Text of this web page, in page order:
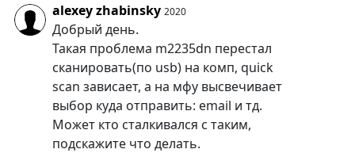
alexey zhabinsky 2020
Добрый день.
Такая проблема m2235dn перестал
сканировать(по usb) на комп, quick
scan зависает, а на мфу высвечивает
выбор куда отправить: email и тд.
Может кто сталкивался с таким,
подскажите что делать.